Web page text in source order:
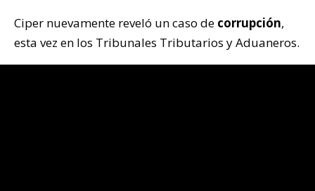
Ciper nuevamente reveló un caso de corrupción,
esta vez en los Tribunales Tributarios y Aduaneros.